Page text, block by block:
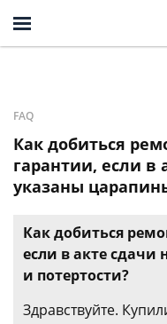
FAQ
Как добиться
гарантии, если в
указаны
Как добиться
если в акте
и потертости?
Здравствуйте.